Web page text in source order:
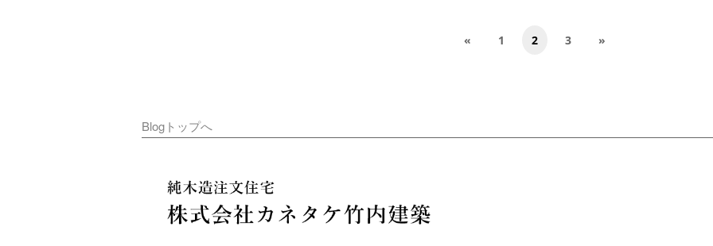
« 1 2 3 »
Blogトップへ